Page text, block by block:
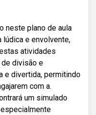
neste plano de aula
lúdica e envolvente,
atividades
divisão e
e divertida, permitindo
com a.
um simulado